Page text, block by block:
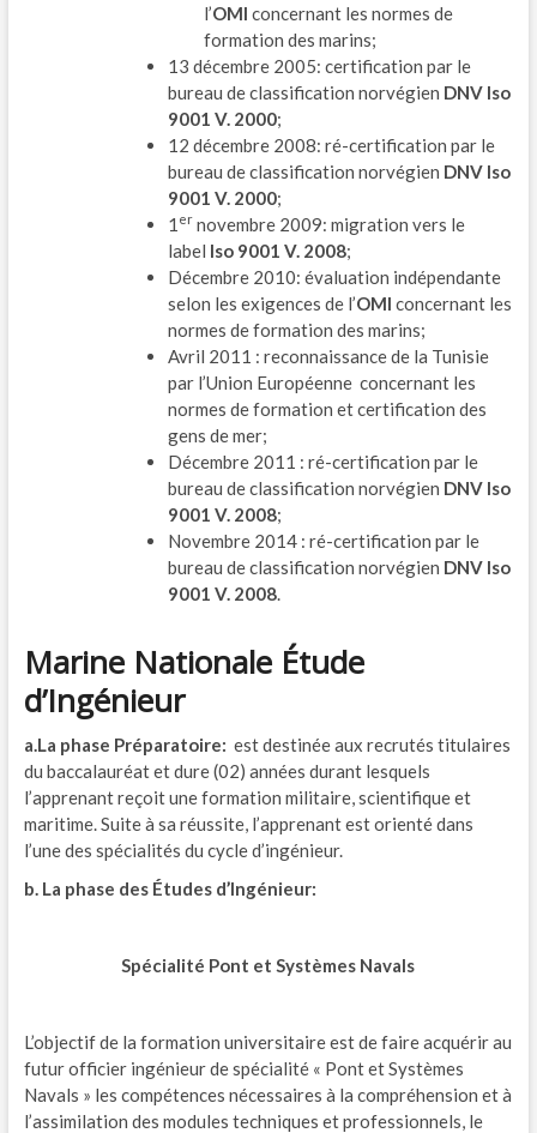
l’OMI concernant les normes de
formation des marins;
13 décembre 2005: certification par le
bureau de classification norvégien DNV Iso
9001 V. 2000;
12 décembre 2008: ré-certification par le
bureau de classification norvégien DNV Iso
9001 V. 2000;
1 ernovembre 2009: migration vers le
label Iso 9001 V. 2008;
Décembre 2010: évaluation indépendante
selon les exigences de l’OMI concernant les
normes de formation des marins;
Avril 2011 : reconnaissance de la Tunisie
par l’Union Européenne concernant les
normes de formation et certification des
gens de mer;
Décembre 2011 : ré-certification par le
bureau de classification norvégien DNV Iso
9001 V. 2008;
Novembre 2014 : ré-certification par le
bureau de classification norvégien DNV Iso
9001 V. 2008.
Marine Nationale Étude
d’Ingénieur
a.La phase Préparatoire: est destinée aux recrutés titulaires
du baccalauréat et dure (02) années durant lesquels
l’apprenant reçoit une formation militaire, scientifique et
maritime. Suite à sa réussite, l’apprenant est orienté dans
l’une des spécialités du cycle d’ingénieur.
b. La phase des Études d’Ingénieur:
Spécialité Pont et Systèmes Navals
L’objectif de la formation universitaire est de faire acquérir au
futur officier ingénieur de spécialité « Pont et Systèmes
Navals » les compétences nécessaires à la compréhension et à
l’assimilation des modules techniques et professionnels, le